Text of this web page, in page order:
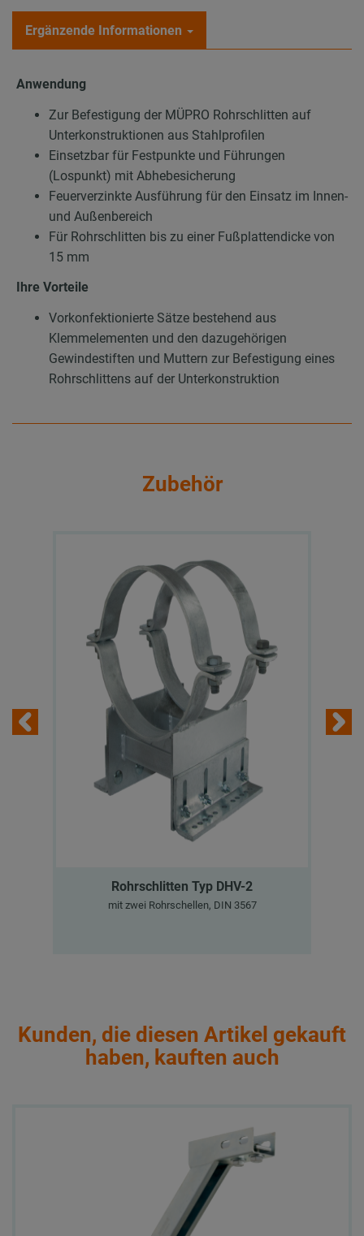
Ergänzende Informationen
Anwendung
Zur Befestigung der MÜPRO Rohrschlitten auf
Unterkonstruktionen aus Stahlprofilen
Einsetzbar für Festpunkte und Führungen
(Lospunkt) mit Abhebesicherung
Feuerverzinkte Ausführung für den Einsatz im Innen-
und Außenbereich
Für Rohrschlitten bis zu einer Fußplattendicke von
15 mm
Ihre Vorteile
Vorkonfektionierte Sätze bestehend aus
Klemmelementen und den dazugehörigen
Gewindestiften und Muttern zur Befestigung eines
Rohrschlittens auf der Unterkonstruktion
Zubehör
Rohrschlitten Typ DHV-2
mit zwei Rohrschellen, DIN 3567
Kunden, die diesen Artikel gekauft
haben, kauften auch